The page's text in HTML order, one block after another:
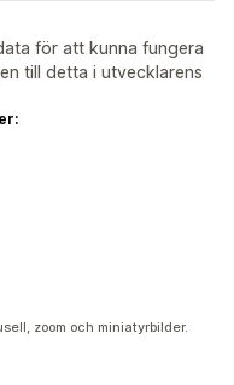
för att kunna fungera
till detta i utvecklarens
zoom och miniatyrbilder.